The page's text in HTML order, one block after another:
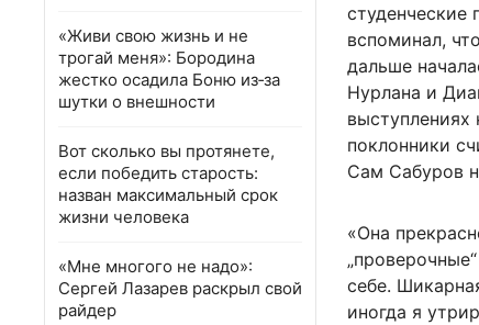
«Живи свою жизнь и не
трогай меня»: Бородина
жестко осадила Боню из‑за
шутки о внешности
Вот сколько вы протянете,
если победить старость:
назван максимальный срок
жизни человека
«Мне многого не надо»:
Сергей Лазарев раскрыл свой
райдер
студенческие
вспоминал,
дальше
Нурлана и
поклонники
Сам Сабуров
«Она
себе.
иногда я